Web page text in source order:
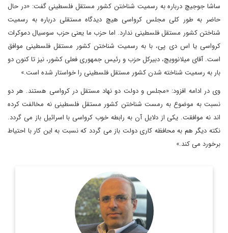
ساشا جوجیچ درباره به رسمیت شناختن کشور مستقل فلسطینی گفت: «در حال
حاضر به طور کلی مجلس کرواسی هیچ دیدگاه مستقلی درباره به رسمیت
شناختن کشور مستقل فلسطینی ندارد. اما حزب ما یعنی حزب سوسیال دموکرات
کرواسی یا اس دی پی، با به رسمیت شناختن کشور مستقل فلسطینی موافق
است. آقای میلانوویچ، دبیرکل حزب و رئیس جمهوری فعلی کشور، نیز تا کنون دو
بار به رسمیت شناخته شدن کشور مستقل فلسطینی را خواستار شده است.»
وی در ادامه افزود: «مجلس و دولت دو نهاد مستقل در کرواسی هستند. هر دو
نسبت به موضوع به رمست شناختن کشور مستقل فلسطینی نه مخالفت کرده
اند نه موافقت. یکی از دلایل آن به رابطه خوب کرواسی با اسرائیل باز می گردد.
نکته دیگر هم به محافظه کاری دولت باز می گردد که نسبت به این کار با احتیاط
برخورد می کند.»
روزنامه نگار، نویسنده، مترجم و سردبیر دیپلماسی ایرانی.
اطلاعات بیشتر